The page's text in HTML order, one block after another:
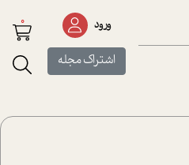
ورود
اشتراک مجله
0